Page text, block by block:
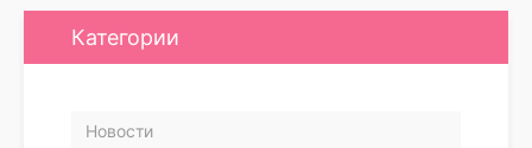
Категории
Новости